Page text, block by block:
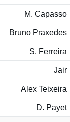
M. Capasso
Bruno Praxedes
S. Ferreira
Jair
Alex Teixeira
D. Payet